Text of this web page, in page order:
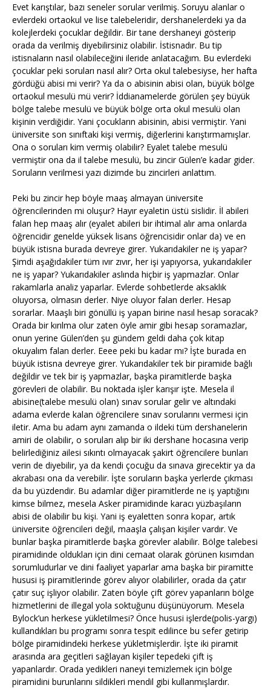
Evet karıştılar, bazı seneler sorular verilmiş. Soruyu alanlar o
evlerdeki ortaokul ve lise talebeleridir, dershanelerdeki ya da
kolejlerdeki çocuklar değildir. Bir tane dershaneyi gösterip
orada da verilmiş diyebilirsiniz olabilir. İstisnadır. Bu tip
istisnaların nasıl olabileceğini ileride anlatacağım. Bu evlerdeki
çocuklar peki soruları nasıl alır? Orta okul talebesiyse, her hafta
gördüğü abisi mi verir? Ya da o abisinin abisi olan, büyük bölge
ortaokul mesulü mü verir? İddianamelerde görülen şey büyük
bölge talebe mesulü ve büyük bölge orta okul mesulü olan
kişinin verdiğidir. Yani çocukların abisinin, abisi vermiştir. Yani
üniversite son sınıftaki kişi vermiş, diğerlerini karıştırmamışlar.
Ona o soruları kim vermiş olabilir? Eyalet talebe mesulü
vermiştir ona da il talebe mesulü, bu zincir Gülen’e kadar gider.
Soruların verilmesi yazı dizimde bu zincirleri anlattım.
Peki bu zincir hep böyle maaş almayan üniversite
öğrencilerinden mi oluşur? Hayır eyaletin üstü sislidir. İl abileri
falan hep maaş alır (eyalet abileri bir ihtimal alır ama onlarda
öğrencidir genelde yüksek lisans öğrencisidir onlar da) ve en
büyük istisna burada devreye girer. Yukarıdakiler ne iş yapar?
Şimdi aşağıdakiler tüm ıvır zıvır, her işi yapıyorsa, yukarıdakiler
ne iş yapar? Yukarıdakiler aslında hiçbir iş yapmazlar. Onlar
rakamlarla analiz yaparlar. Evlerde sohbetlerde aksaklık
oluyorsa, olmasın derler. Niye oluyor falan derler. Hesap
sorarlar. Maaşlı biri gönüllü iş yapan birine nasıl hesap soracak?
Orada bir kırılma olur zaten öyle amir gibi hesap soramazlar,
onun yerine Gülen’den şu gündem geldi daha çok kitap
okuyalım falan derler. Eeee peki bu kadar mı? İşte burada en
büyük istisna devreye girer. Yukarıdakiler tek bir piramide bağlı
değildir ve tek bir iş yapmazlar, başka piramitlerde başka
görevleri de olabilir. Bu noktada işler karışır işte. Mesela il
abisine(talebe mesulü olan) sınav sorular gelir ve altındaki
adama evlerde kalan öğrencilere sınav sorularını vermesi için
iletir. Ama bu adam aynı zamanda o ildeki tüm dershanelerin
amiri de olabilir, o soruları alıp bir iki dershane hocasına verip
belirlediğiniz ailesi sıkıntı olmayacak şakirt öğrencilere bunları
verin de diyebilir, ya da kendi çocuğu da sınava girecektir ya da
akrabası ona da verebilir. İşte soruların başka yerlerde çıkması
da bu yüzdendir. Bu adamlar diğer piramitlerde ne iş yaptığını
kimse bilmez, mesela Asker piramidinde karacı yüzbaşıların
abisi de olabilir bu kişi. Yani iş eyaletten sonra kopar, artık
üniversite öğrencileri değil, maaşla çalışan kişiler vardır. Ve
bunlar başka piramitlerde başka görevler alabilir. Bölge talebesi
piramidinde oldukları için dini cemaat olarak görünen kısımdan
sorumludurlar ve dini faaliyet yaparlar ama başka bir piramitte
hususi iş piramitlerinde görev alıyor olabilirler, orada da çatır
çatır suç işliyor olabilir. Zaten böyle çift görev yapanların bölge
hizmetlerini de illegal yola soktuğunu düşünüyorum. Mesela
Bylock’un herkese yükletilmesi? Önce hususi işlerde(polis-yargı)
kullandıkları bu programı sonra tespit edilince bu sefer getirip
bölge piramidindeki herkese yükletmişlerdir. İşte iki piramit
arasında ara geçitleri sağlayan kişiler tepedeki çift iş
yapanlardır. Orada yedikleri naneyi temizlemek için bölge
piramidini burunlarını sildikleri mendil gibi kullanmışlardır.